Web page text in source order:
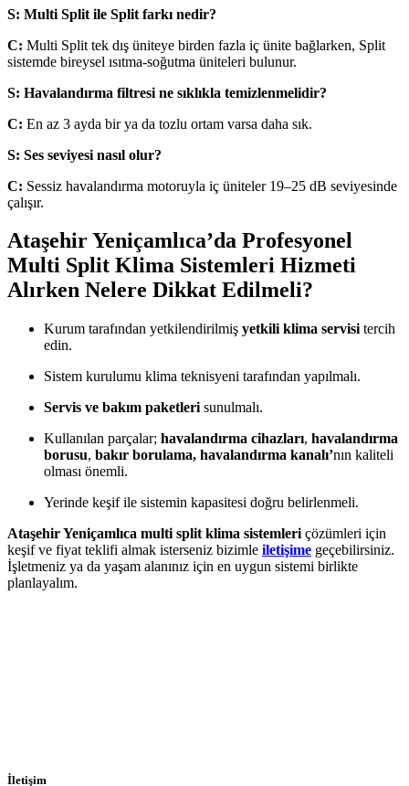
S: Multi Split ile Split farkı nedir?
C: Multi Split tek dış üniteye birden fazla iç ünite bağlarken, Split
sistemde bireysel ısıtma-soğutma üniteleri bulunur.
S: Havalandırma filtresi ne sıklıkla temizlenmelidir?
C: En az 3 ayda bir ya da tozlu ortam varsa daha sık.
S: Ses seviyesi nasıl olur?
C: Sessiz havalandırma motoruyla iç üniteler 19–25 dB seviyesinde
çalışır.
Ataşehir Yeniçamlıca’da Profesyonel
Multi Split Klima Sistemleri Hizmeti
Alırken Nelere Dikkat Edilmeli?
Kurum tarafından yetkilendirilmiş yetkili klima servisi tercih
edin.
Sistem kurulumu klima teknisyeni tarafından yapılmalı.
Servis ve bakım paketleri sunulmalı.
Kullanılan parçalar; havalandırma cihazları, havalandırma
borusu, bakır borulama, havalandırma kanalı’nın kaliteli
olması önemli.
Yerinde keşif ile sistemin kapasitesi doğru belirlenmeli.
Ataşehir Yeniçamlıca multi split klima sistemleri çözümleri için
keşif ve fiyat teklifi almak isterseniz bizimle iletişime geçebilirsiniz.
İşletmeniz ya da yaşam alanınız için en uygun sistemi birlikte
planlayalım.
İletişim